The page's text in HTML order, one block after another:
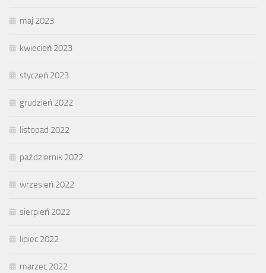
maj 2023
kwiecień 2023
styczeń 2023
grudzień 2022
listopad 2022
październik 2022
wrzesień 2022
sierpień 2022
lipiec 2022
marzec 2022